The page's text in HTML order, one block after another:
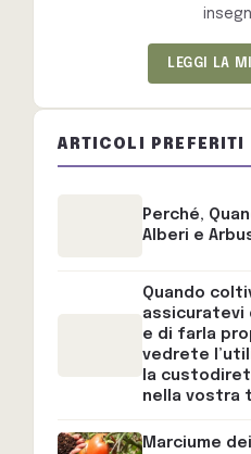
LEGGI LA
ARTICOLI PREFERITI
Perché,
Alberi e
Quando
assicuratevi
e di farla
vedrete
la
nella vostra
Marciume